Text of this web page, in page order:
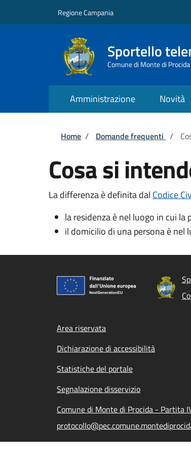
Regione Campania
Sportello
Comune di Monte di Procida
Amministrazione Novità
Briciole di
Home / Domande frequenti /
Cosa si
La differenza è definita dal Codice
la residenza è nel luogo in cui
il domicilio di una persona è nel
Footer menu
Area riservata
Dichiarazione di accessibilità
Statistiche del portale
Segnalazione disservizio
Comune di Monte di Procida - Partita